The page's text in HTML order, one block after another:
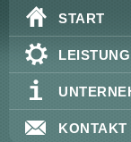
Hauptmenü
Zum Inhalt wechseln
Zum sekundären Inhalt
START
KONTAKT